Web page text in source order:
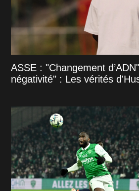
ASSE : "Changement
négativité" : Les vérités